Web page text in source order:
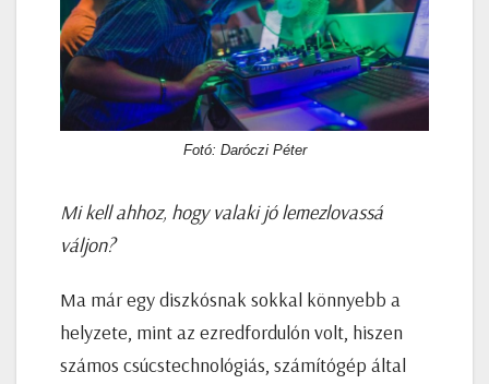
Fotó: Daróczi Péter
Mi kell ahhoz, hogy valaki jó lemezlovassá
váljon?
Ma már egy diszkósnak sokkal könnyebb a
helyzete, mint az ezredfordulón volt, hiszen
számos csúcstechnológiás, számítógép által